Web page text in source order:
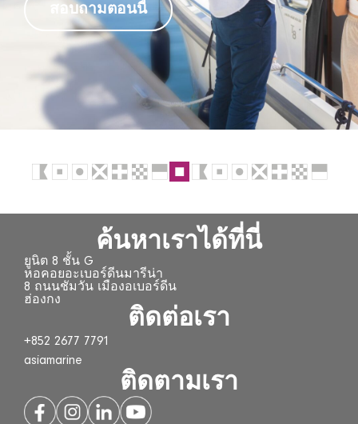
สอบถามตอนนี้
ค้นหาเราได้ที่นี่
ยูนิต 8 ชั้น G
หอคอยอะเบอร์ดีนมารีน่า
8 ถนนชัมวัน เมืองอเบอร์ดีน
ฮ่องกง
ติดต่อเรา
+852 2677 7791
asiamarine
ติดตามเรา